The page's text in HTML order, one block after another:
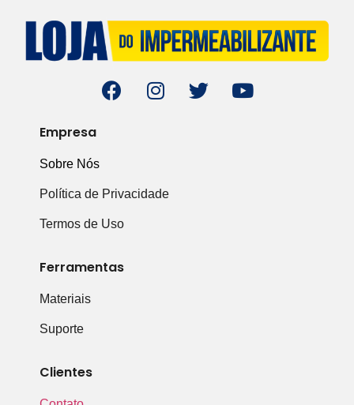
Empresa
Sobre Nós
Política de Privacidade
Termos de Uso
Ferramentas
Materiais
Suporte
Clientes